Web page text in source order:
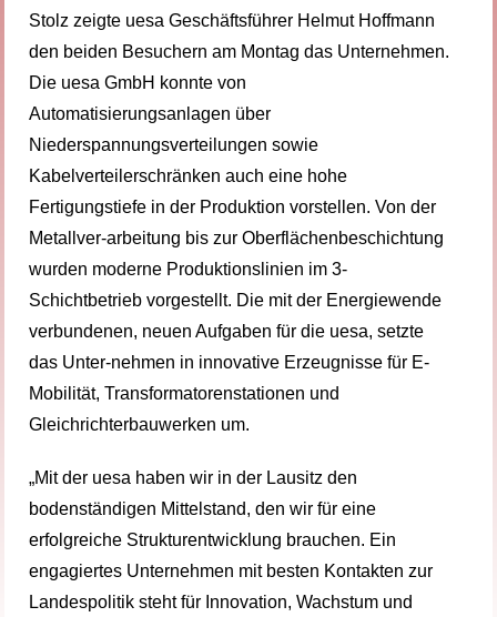
Stolz zeigte uesa Geschäftsführer Helmut Hoffmann
den beiden Besuchern am Montag das Unternehmen.
Die uesa GmbH konnte von
Automatisierungsanlagen über
Niederspannungsverteilungen sowie
Kabelverteilerschränken auch eine hohe
Fertigungstiefe in der Produktion vorstellen. Von der
Metallver-arbeitung bis zur Oberflächenbeschichtung
wurden moderne Produktionslinien im 3-
Schichtbetrieb vorgestellt. Die mit der Energiewende
verbundenen, neuen Aufgaben für die uesa, setzte
das Unter-nehmen in innovative Erzeugnisse für E-
Mobilität, Transformatorenstationen und
Gleichrichterbauwerken um.
„Mit der uesa haben wir in der Lausitz den
bodenständigen Mittelstand, den wir für eine
erfolgreiche Strukturentwicklung brauchen. Ein
engagiertes Unternehmen mit besten Kontakten zur
Landespolitik steht für Innovation, Wachstum und